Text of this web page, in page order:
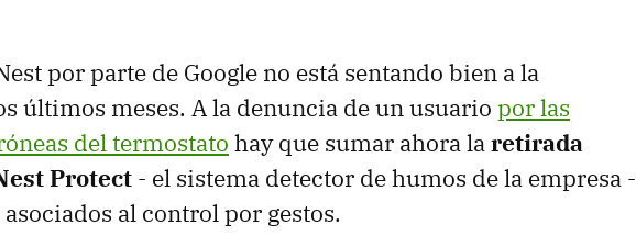
por parte de Google no está sentando bien a la
últimos meses. A la denuncia de un usuario por las
del termostato hay que sumar ahora laretirada
Protect - el sistema detector de humos de la empresa -
al control por gestos.